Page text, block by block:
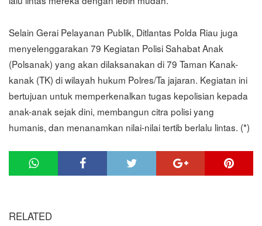
Selain Gerai Pelayanan Publik, Ditlantas Polda Riau juga
menyelenggarakan 79 Kegiatan Polisi Sahabat Anak
(Polsanak) yang akan dilaksanakan di 79 Taman Kanak-
kanak (TK) di wilayah hukum Polres/Ta jajaran. Kegiatan ini
bertujuan untuk memperkenalkan tugas kepolisian kepada
anak-anak sejak dini, membangun citra polisi yang
humanis, dan menanamkan nilai-nilai tertib berlalu lintas. (*)
RELATED